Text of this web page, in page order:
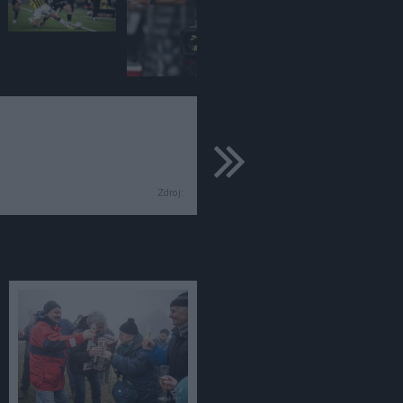
Zdroj:
ďalšie